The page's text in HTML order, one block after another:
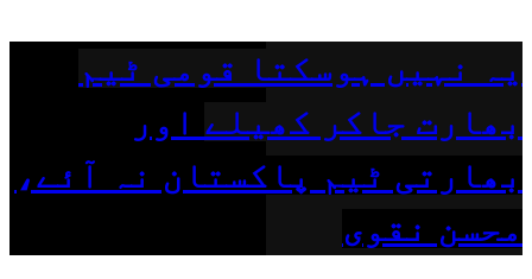
یہ نہیں ہوسکتا قومی ٹیم
بھارت جاکر کھیلے اور
بھارتی ٹیم پاکستان نہ آئے،
محسن نقوی